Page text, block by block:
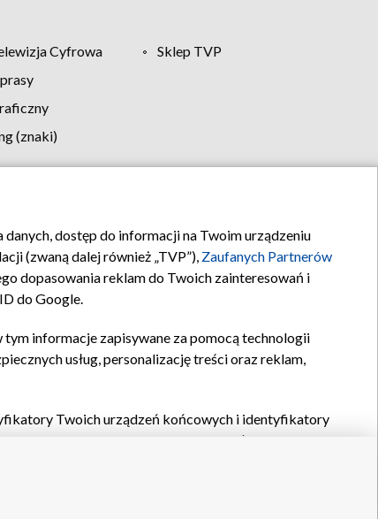
Cyfrowa
Sklep TVP
(znaki)
Kontakt
dostęp do informacji na Twoim urządzeniu
(zwaną dalej również „TVP”), Zaufanych Partnerów
dopasowania reklam do Twoich zainteresowań i
do Google.
tym informacje zapisywane za pomocą technologii
usług, personalizację treści oraz reklam,
Twoich urządzeń końcowych i identyfikatory
oraz pozostałych
reklam, wyboru spersonalizowanych
pomiaru wydajności reklam, pomiaru wydajności
zapobiegania oszustwom i usuwania